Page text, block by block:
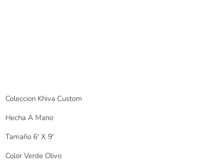
Coleccion Khiva Custom
Hecha A Mano
Tamaño 6′ X 9′
Color Verde Olivo